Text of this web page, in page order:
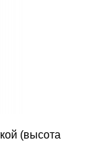
(высота